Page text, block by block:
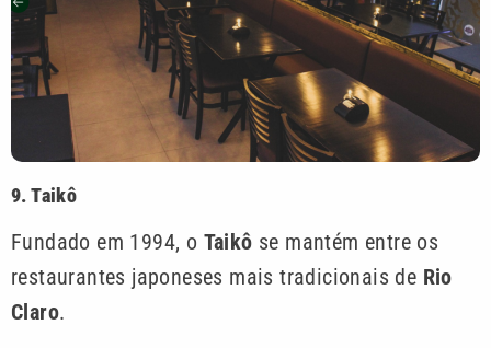
9. Taikô
Fundado em 1994, o Taikô se mantém entre os
restaurantes japoneses mais tradicionais de Rio
Claro.